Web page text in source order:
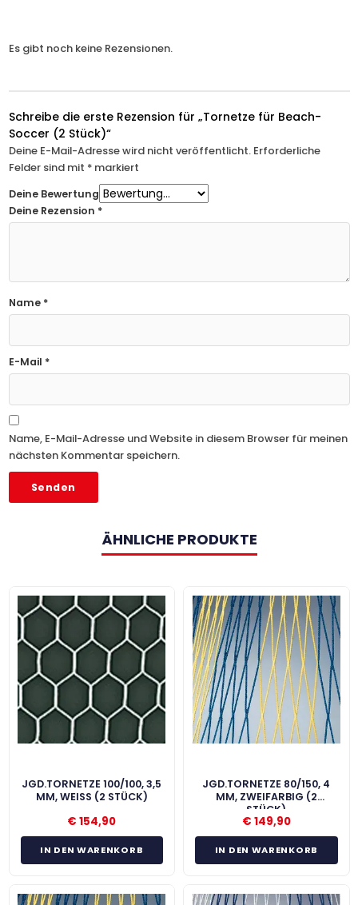
Es gibt noch keine Rezensionen.
Schreibe die erste Rezension für „Tornetze für Beach-
Soccer (2 Stück)“
Deine E-Mail-Adresse wird nicht veröffentlicht. Erforderliche
Felder sind mit *markiert
Deine Bewertung
Deine Rezension *
Name *
E-Mail *
Name, E-Mail-Adresse und Website in diesem Browser für meinen
nächsten Kommentar speichern.
ÄHNLICHE PRODUKTE
JGD.TORNETZE 100/100, 3,5
MM, WEISS (2 STÜCK)
€ 154,90
IN DEN WARENKORB
JGD.TORNETZE 80/150, 4
MM, ZWEIFARBIG (2
STÜCK)
€ 149,90
IN DEN WARENKORB